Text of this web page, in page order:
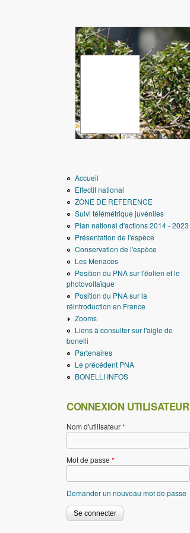
Accueil
Effectif national
ZONE DE REFERENCE
Suivi télémétrique juvéniles
Plan national d'actions 2014 - 2023
Présentation de l'espèce
Conservation de l'espèce
Les Menaces
Position du PNA sur l'éolien et le
photovoltaïque
Position du PNA sur la
réintroduction en France
Zooms
Liens à consulter sur l'aigle de
bonelli
Partenaires
Le précédent PNA
BONELLI INFOS
CONNEXION UTILISATEUR
Nom d'utilisateur*
Mot de passe *
Demander un nouveau mot de passe